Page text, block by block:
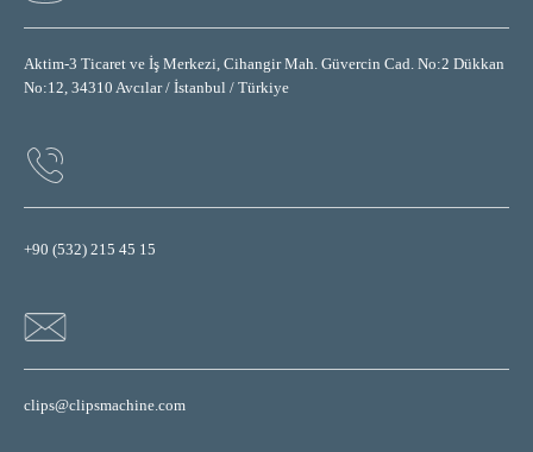
Aktim-3 Ticaret ve İş Merkezi, Cihangir Mah. Güvercin Cad. No:2 Dükkan
No:12, 34310 Avcılar / İstanbul / Türkiye
+90 (532) 215 45 15
clips@clipsmachine.com